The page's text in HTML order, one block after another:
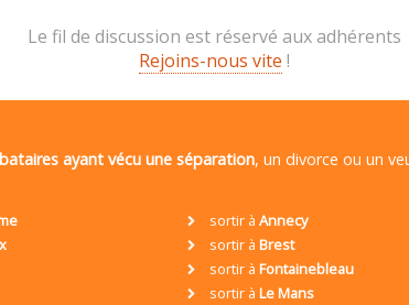
Le fil de discussion est réservé aux adhérents
Rejoins-nous vite !
ayant vécu une séparation, un divorce ou un
sortir à Annecy
sortir à Brest
sortir à Fontainebleau
sortir à Le Mans